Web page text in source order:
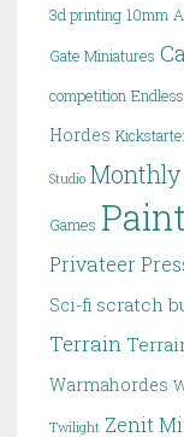
3d printing 10mm
Gate Miniatures
competition
Hordes
Studio Monthly
Games
Privateer
Sci-fi scratch
Terrain
Warmahordes
Twilight Zenit